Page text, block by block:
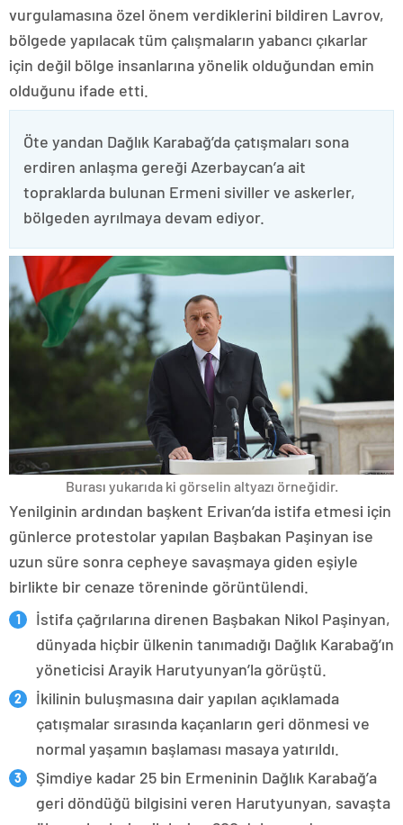
vurgulamasına özel önem verdiklerini bildiren Lavrov,
bölgede yapılacak tüm çalışmaların yabancı çıkarlar
için değil bölge insanlarına yönelik olduğundan emin
olduğunu ifade etti.
Öte yandan Dağlık Karabağ’da çatışmaları sona
erdiren anlaşma gereği Azerbaycan’a ait
topraklarda bulunan Ermeni siviller ve askerler,
bölgeden ayrılmaya devam ediyor.
Burası yukarıda ki görselin altyazı örneğidir.
Yenilginin ardından başkent Erivan’da istifa etmesi için
günlerce protestolar yapılan Başbakan Paşinyan ise
uzun süre sonra cepheye savaşmaya giden eşiyle
birlikte bir cenaze töreninde görüntülendi.
İstifa çağrılarına direnen Başbakan Nikol Paşinyan,
dünyada hiçbir ülkenin tanımadığı Dağlık Karabağ’ın
yöneticisi Arayik Harutyunyan’la görüştü.
İkilinin buluşmasına dair yapılan açıklamada
çatışmalar sırasında kaçanların geri dönmesi ve
normal yaşamın başlaması masaya yatırıldı.
Şimdiye kadar 25 bin Ermeninin Dağlık Karabağ’a
geri döndüğü bilgisini veren Harutyunyan, savaşta